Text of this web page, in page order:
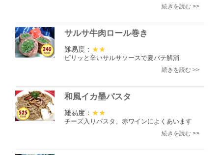
続きを読む >>
サルサ牛肉ロール巻き
難易度： ★★
ピリッと辛いサルサソースで夏バテ解消
続きを読む >>
和風イカ墨パスタ
難易度： ★★
チーズ入りパスタ。赤ワインによくあいます
続きを読む >>